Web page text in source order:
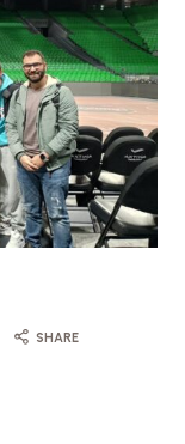
SHARE